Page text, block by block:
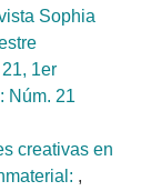
Sophia
21, 1er
Núm. 21
creativas en
,